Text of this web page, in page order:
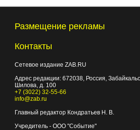
Размещение рекламы
Контакты
Сетевое издание ZAB.RU
Адрес редакции: 672038 , Россия,
Шилова, д. 100
+7 (3022) 32-55-66
info@zab.ru
Главный редактор Кондратьев Н. В.
Учредитель - ООО "Событие"